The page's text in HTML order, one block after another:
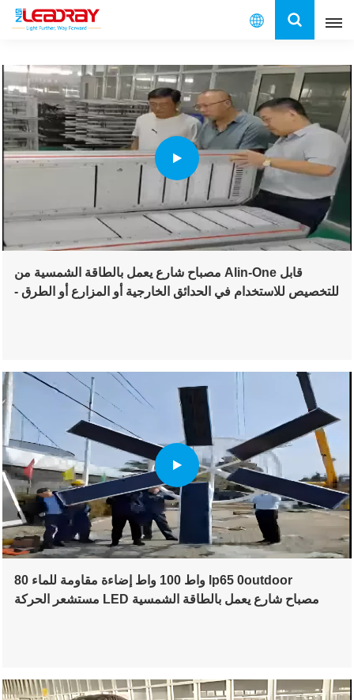
العربية
English
français
español
العربية
中文
مصباح شارع يعمل بالطاقة الشمسية من Alin-One قابل
للتخصيص للاستخدام في الحدائق الخارجية أو المزارع أو الطرق -
80 واط 100 واط إضاءة مقاومة للماء lp65 0outdoor
مستشعر الحركة LED مصباح شارع يعمل بالطاقة الشمسية